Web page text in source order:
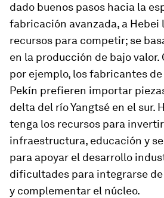
dado buenos pasos hacia la
fabricación avanzada, a Hebei
recursos para competir; se
en la producción de bajo valor.
por ejemplo, los fabricantes
Pekín prefieren importar
delta del río Yangtsé en el sur.
tenga los recursos para
infraestructura, educación y
para apoyar el desarrollo
dificultades para integrarse
y complementar el núcleo.